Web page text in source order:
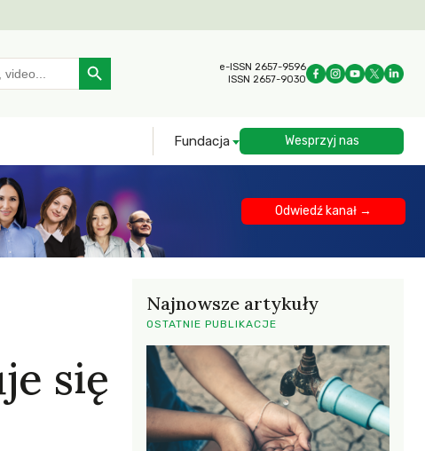
Search Button
e-ISSN 2657-9596
ISSN 2657-9030
Fundacja Wesprzyj nas
Odwiedź kanał →
się
Najnowsze artykuły
OSTATNIE PUBLIKACJE